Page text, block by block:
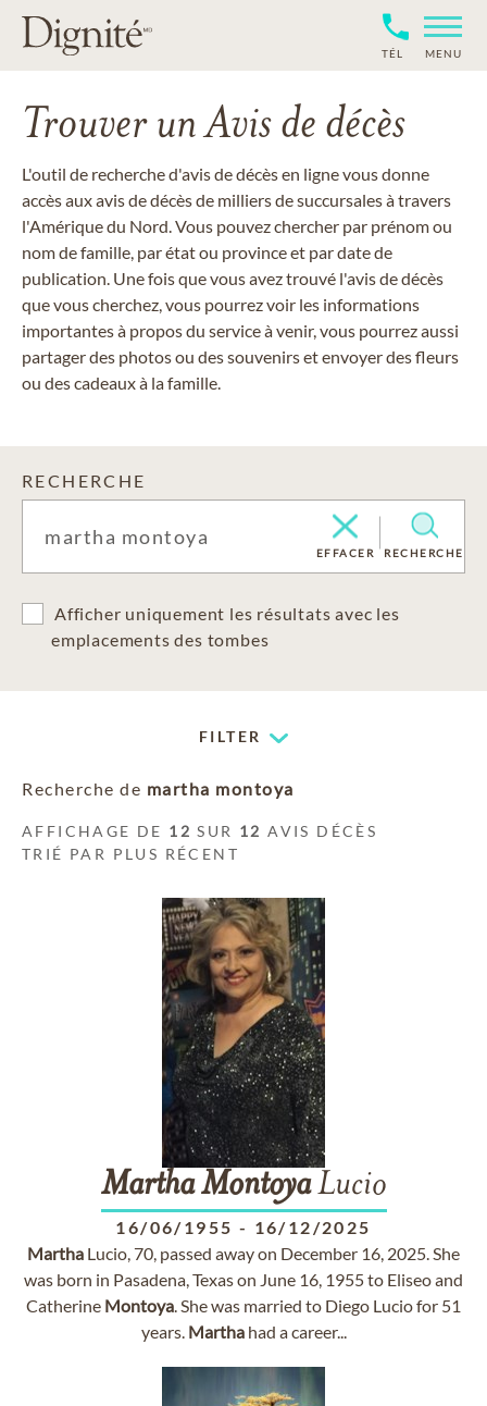
TÉL MENU
Trouver un Avis de décès
L'outil de recherche d'avis de décès en ligne vous donne
accès aux avis de décès de milliers de succursales à travers
l'Amérique du Nord. Vous pouvez chercher par prénom ou
nom de famille, par état ou province et par date de
publication. Une fois que vous avez trouvé l'avis de décès
que vous cherchez, vous pourrez voir les informations
importantes à propos du service à venir, vous pourrez aussi
partager des photos ou des souvenirs et envoyer des fleurs
ou des cadeaux à la famille.
RECHERCHE
EFFACER RECHERCHE
Afficher uniquement les résultats avec les
emplacements des tombes
FILTER
Recherche de martha montoya
AFFICHAGE DE 12 SUR 12 AVIS DÉCÈS
TRIÉ PAR PLUS RÉCENT
Martha MontoyaLucio
16/06/1955 - 16/12/2025
Martha Lucio, 70, passed away on December 16, 2025. She
was born in Pasadena, Texas on June 16, 1955 to Eliseo and
Catherine Montoya. She was married to Diego Lucio for 51
years. Marthahad a career...